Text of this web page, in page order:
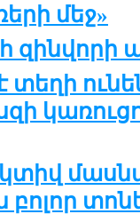
մեջ»
տե­ղի
բոլոր